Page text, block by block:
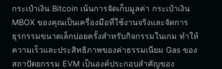
กระเป๋าเงิน Bitcoin เน้นการจัดเก็บมูลค่า กระเป๋าเงิน
MBOX ของคุณเป็นเครื่องมือที่ใช้งานจริงและจัดการ
ธุรกรรมขนาดเล็กบ่อยครั้งสำหรับกิจกรรมในเกม ทำให้
ความเร็วและประสิทธิภาพของค่าธรรมเนียม Gas ของ
สถาปัตยกรรม EVM เป็นองค์ประกอบสำคัญของ